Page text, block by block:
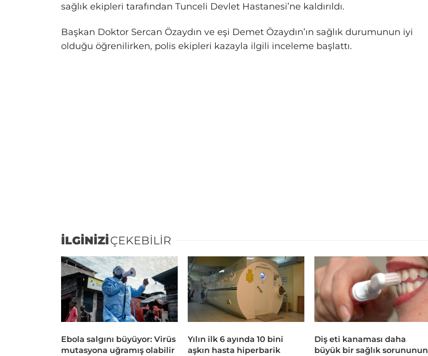
sağlık ekipleri tarafından Tunceli Devlet Hastanesi’ne kaldırıldı.
Başkan Doktor Sercan Özaydın ve eşi Demet Özaydın’ın sağlık durumunun iyi
olduğu öğrenilirken, polis ekipleri kazayla ilgili inceleme başlattı.
İLGİNİZİÇEKEBİLİR
Ebola salgını büyüyor: Virüs
mutasyona uğramış olabilir
Yılın ilk 6 ayında 10 bini
aşkın hasta hiperbarik
Diş eti kanaması daha
büyük bir sağlık sorununun